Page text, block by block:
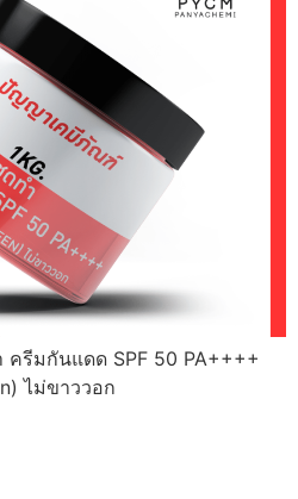
ครีมกันแดด SPF 50 PA++++
ไม่ขาววอก